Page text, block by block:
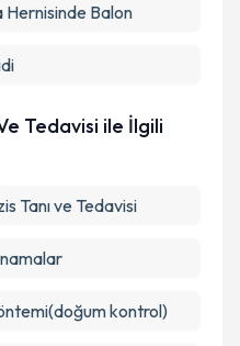
Balon
Tedavisi ile İlgili
Tanı ve Tedavisi
kontrol)